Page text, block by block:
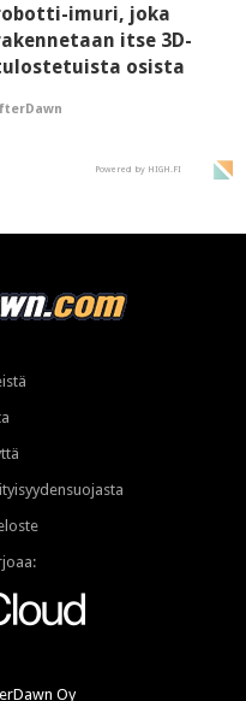
imuri, joka
itse 3D-
osista
Powered by HIGH.FI
Oy